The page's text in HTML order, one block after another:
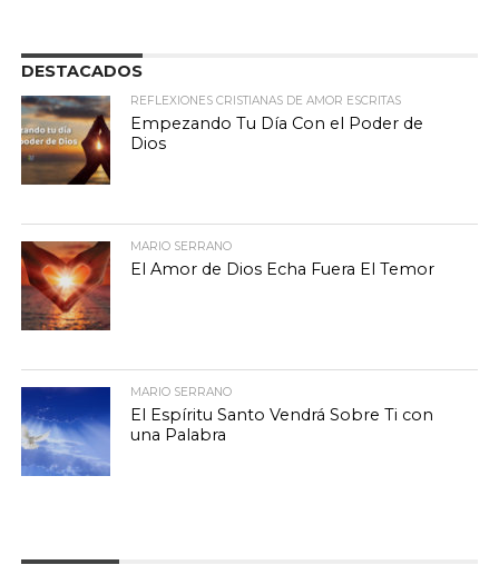
DESTACADOS
REFLEXIONES CRISTIANAS DE AMOR ESCRITAS
Empezando Tu Día Con el Poder de
Dios
MARIO SERRANO
El Amor de Dios Echa Fuera El Temor
MARIO SERRANO
El Espíritu Santo Vendrá Sobre Ti con
una Palabra